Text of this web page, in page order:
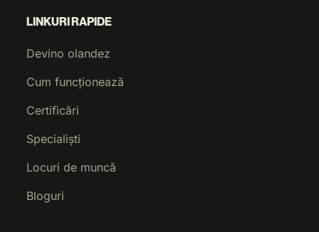
LINKURI RAPIDE
Devino olandez
Cum funcționează
Certificări
Specialiști
Locuri de muncă
Bloguri